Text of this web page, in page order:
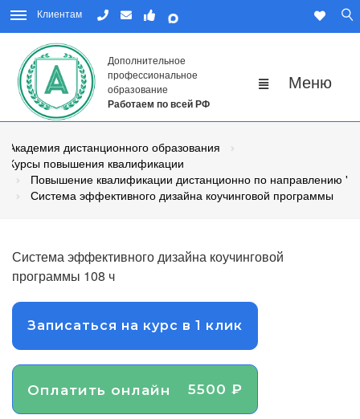
Клиентам
Дополнительное
профессиональное
образование
Работаем по всей РФ
Академия дистанционного образования
Курсы повышения квалификации
Повышение квалификации дистанционно по направлению
Система эффективного дизайна коучинговой программы
Система эффективного дизайна коучинговой
программы 108 ч
Записаться на курс в 1 клик
Оплатить онлайн 5500 ₽